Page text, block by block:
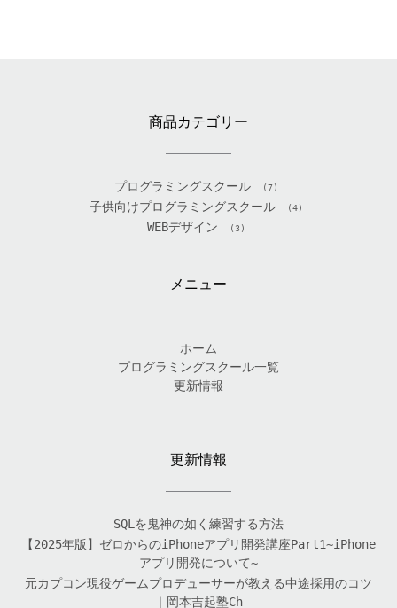
商品カテゴリー
プログラミングスクール (7)
子供向けプログラミングスクール (4)
WEBデザイン (3)
メニュー
ホーム
プログラミングスクール一覧
更新情報
更新情報
SQLを鬼神の如く練習する方法
【2025年版】ゼロからのiPhoneアプリ開発講座Part1~iPhone
アプリ開発について~
元カプコン現役ゲームプロデューサーが教える中途採用のコツ
｜岡本吉起塾Ch